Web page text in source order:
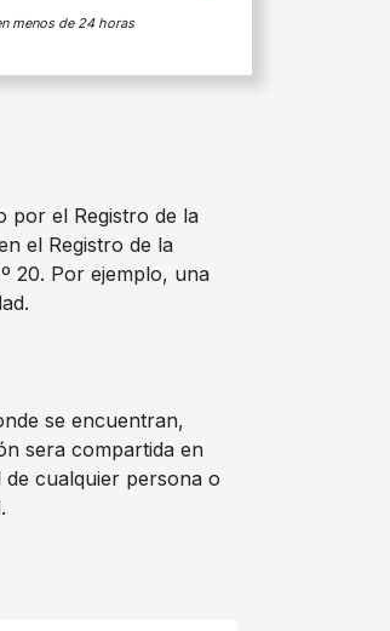
menos de 24 horas
por el Registro de la
el Registro de la
20. Por ejemplo, una
se encuentran,
sera compartida en
cualquier persona o